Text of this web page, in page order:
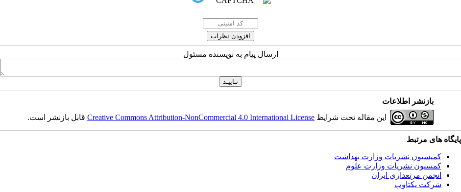
ارسال پیام به نویسنده مسئول
بازنشر اطلاعات
این مقاله تحت شرایط Creative Commons Attribution-NonCommercial 4.0 International Licenseقابل بازنشر است.
پایگاه های مرتبط
کمیسیون نشریات وزارت بهداشت
کمسیون نشریات وزارت علوم
انجمن مرتعداری ایران
شرکت یکتاوب